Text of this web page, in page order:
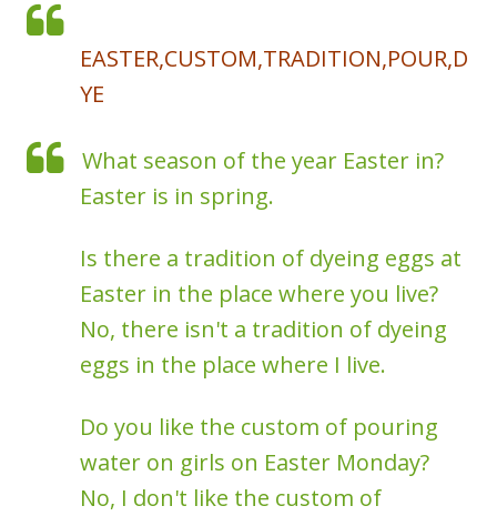
EASTER,CUSTOM,TRADITION,POUR,D
YE
What season of the year Easter in?
Easter is in spring.
Is there a tradition of dyeing eggs at
Easter in the place where you live?
No, there isn't a tradition of dyeing
eggs in the place where I live.
Do you like the custom of pouring
water on girls on Easter Monday?
No, I don't like the custom of